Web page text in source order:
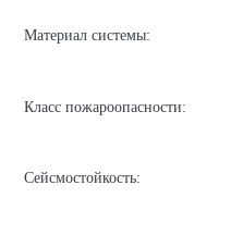
Материал системы:
Класс пожароопасности:
Сейсмостойкость: